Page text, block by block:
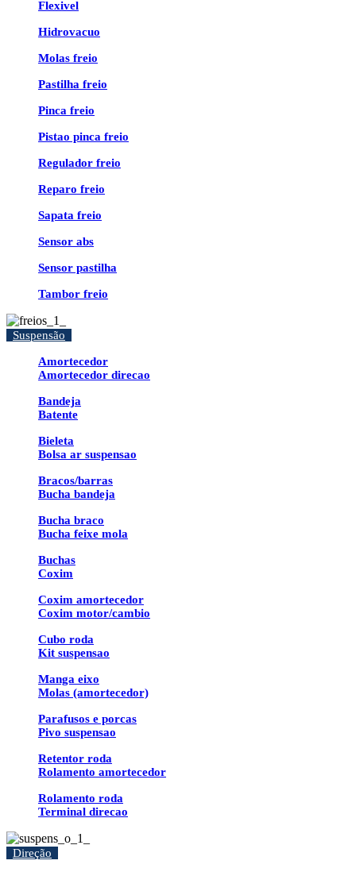
Flexivel
Hidrovacuo
Molas freio
Pastilha freio
Pinca freio
Pistao pinca freio
Regulador freio
Reparo freio
Sapata freio
Sensor abs
Sensor pastilha
Tambor freio
Suspensão
Amortecedor
Amortecedor direcao
Bandeja
Batente
Bieleta
Bolsa ar suspensao
Bracos/barras
Bucha bandeja
Bucha braco
Bucha feixe mola
Buchas
Coxim
Coxim amortecedor
Coxim motor/cambio
Cubo roda
Kit suspensao
Manga eixo
Molas (amortecedor)
Parafusos e porcas
Pivo suspensao
Retentor roda
Rolamento amortecedor
Rolamento roda
Terminal direcao
Direção